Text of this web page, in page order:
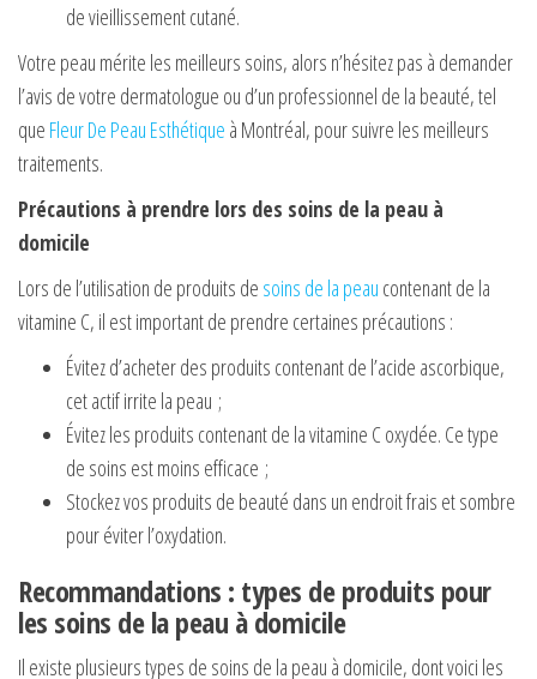
de vieillissement cutané.
Votre peau mérite les meilleurs soins, alors n’hésitez pas à demander
l’avis de votre dermatologue ou d’un professionnel de la beauté, tel
que Fleur De Peau Esthétique à Montréal, pour suivre les meilleurs
traitements.
Précautions à prendre lors des soins de la peau à
domicile
Lors de l’utilisation de produits de soins de la peau contenant de la
vitamine C, il est important de prendre certaines précautions :
Évitez d’acheter des produits contenant de l’acide ascorbique,
cet actif irrite la peau ;
Évitez les produits contenant de la vitamine C oxydée. Ce type
de soins est moins efficace ;
Stockez vos produits de beauté dans un endroit frais et sombre
pour éviter l’oxydation.
Recommandations : types de produits pour
les soins de la peau à domicile
Il existe plusieurs types de soins de la peau à domicile, dont voici les